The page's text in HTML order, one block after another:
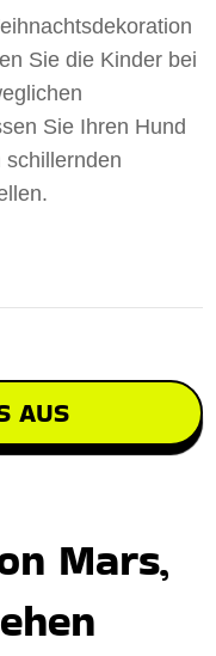
Sie die Kinder bei
Sie Ihren Hund
schillernden
AUS
Mars,